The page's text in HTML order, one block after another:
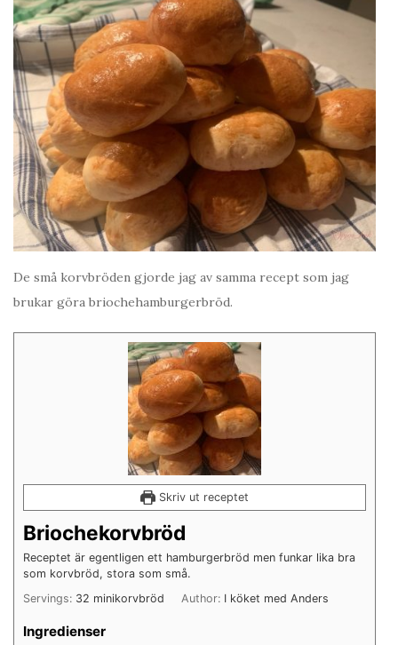
De små korvbröden gjorde jag av samma recept som jag
brukar göra briochehamburgerbröd.
Skriv ut receptet
Briochekorvbröd
Receptet är egentligen ett hamburgerbröd men funkar lika bra
som korvbröd, stora som små.
Servings: 32 minikorvbröd Author: I köket med Anders
Ingredienser